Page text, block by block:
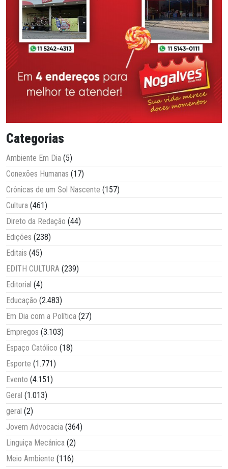
Categorias
Ambiente Em Dia (5)
Conexões Humanas (17)
Crônicas de um Sol Nascente (157)
Cultura (461)
Direto da Redação (44)
Edições (238)
Editais (45)
EDITH CULTURA (239)
Editorial (4)
Educação (2.483)
Em Dia com a Política (27)
Empregos (3.103)
Espaço Católico (18)
Esporte (1.771)
Evento (4.151)
Geral (1.013)
geral (2)
Jovem Advocacia (364)
Linguiça Mecânica (2)
Meio Ambiente (116)